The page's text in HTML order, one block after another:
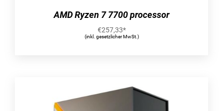
AMD Ryzen 7 7700 processor
€257,33*
(inkl. gesetzlicher MwSt.)